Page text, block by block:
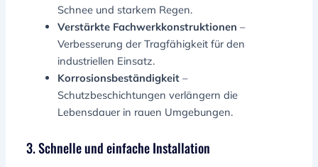
Schnee und starkem Regen.
Verstärkte Fachwerkkonstruktionen –
Verbesserung der Tragfähigkeit für den
industriellen Einsatz.
Korrosionsbeständigkeit –
Schutzbeschichtungen verlängern die
Lebensdauer in rauen Umgebungen.
3. Schnelle und einfache Installation